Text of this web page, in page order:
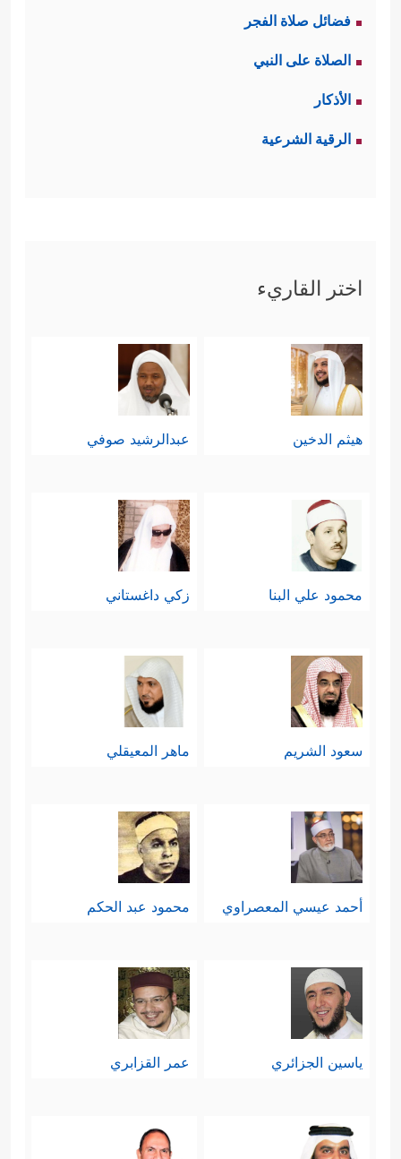
فضائل صلاة الفجر
الصلاة على النبي
الأذكار
الرقية الشرعية
اختر القاريء
هيثم الدخين عبدالرشيد صوفي
محمود علي البنا زكي داغستاني
سعود الشريم ماهر المعيقلي
أحمد عيسي المعصراوي محمود عبد الحكم
ياسين الجزائري عمر القزابري